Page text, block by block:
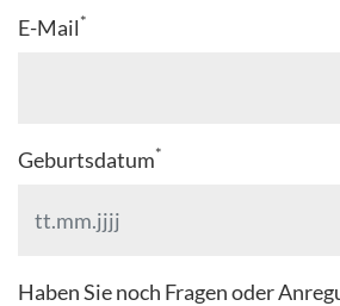
E-Mail*
Geburtsdatum*
Haben Sie noch Fragen oder